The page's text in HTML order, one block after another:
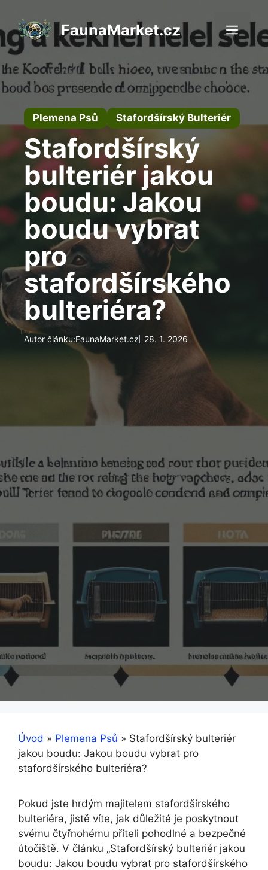
obsah
FaunaMarket.cz
Plemena Psů Stafordšírský Bulteriér
Stafordšírský
bulteriér jakou
boudu: Jakou
boudu vybrat
pro
stafordšírského
bulteriéra?
Autor článku:FaunaMarket.cz 28. 1. 2026
Úvod » Plemena Psů » Stafordšírský bulteriér
jakou boudu: Jakou boudu vybrat pro
stafordšírského bulteriéra?
Pokud jste hrdým majitelem stafordšírského
bulteriéra, jistě víte, jak důležité je poskytnout
svému čtyřnohému příteli pohodlné a bezpečné
útočiště. V článku „Stafordšírský bulteriér jakou
boudu: Jakou boudu vybrat pro stafordšírského